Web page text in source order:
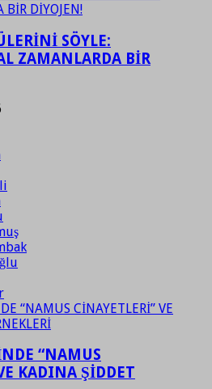
SÖYLE:
ZAMANLARDA BİR
“NAMUS
KADINA ŞİDDET